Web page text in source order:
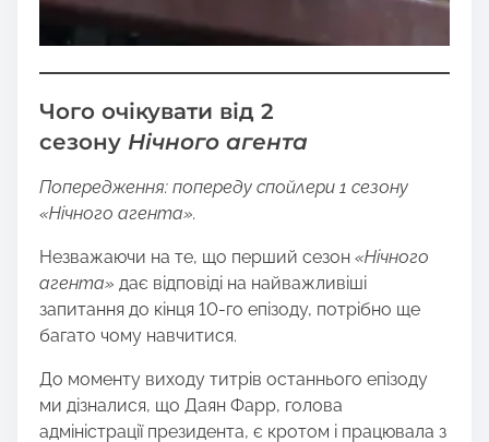
Чого очікувати від 2
сезону Нічного агента
Попередження: попереду спойлери 1 сезону
«Нічного агента».
Незважаючи на те, що перший сезон «Нічного
агента» дає відповіді на найважливіші
запитання до кінця 10-го епізоду, потрібно ще
багато чому навчитися.
До моменту виходу титрів останнього епізоду
ми дізналися, що Даян Фарр, голова
адміністрації президента, є кротом і працювала з